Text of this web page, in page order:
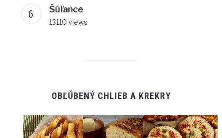
Šúľance
13110 views
OBĽÚBENÝ CHLIEB A KREKRY